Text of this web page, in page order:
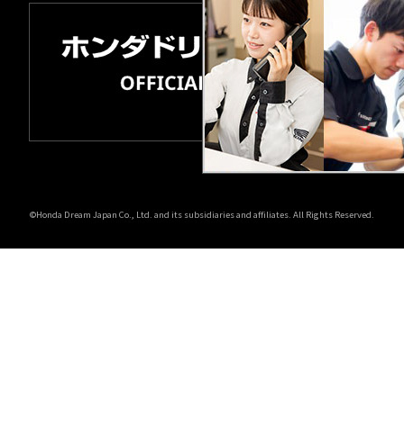
©Honda Dream Japan Co., Ltd. and its subsidiaries and affiliates. All Rights Reserved.